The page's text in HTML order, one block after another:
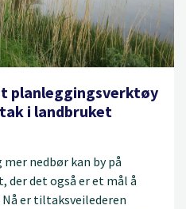
planleggingsverktøy
i landbruket
nedbør kan by på
det også er et mål å
er tiltaksveilederen